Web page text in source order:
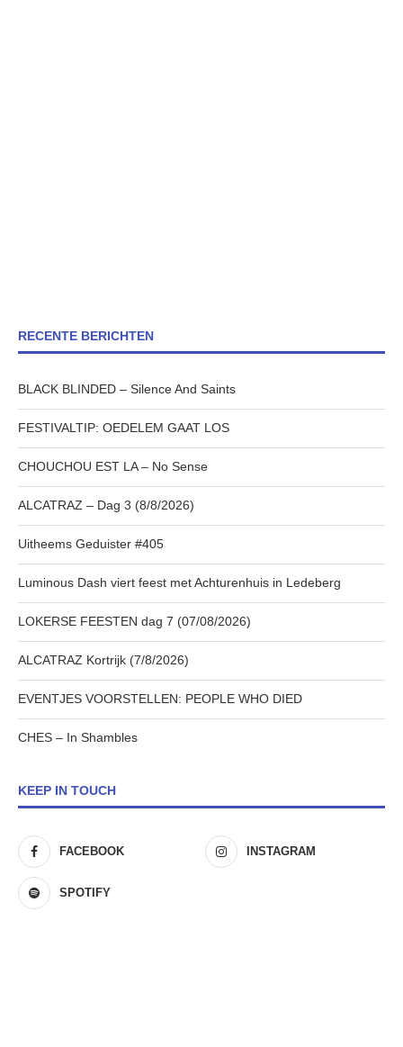
RECENTE BERICHTEN
BLACK BLINDED – Silence And Saints
FESTIVALTIP: OEDELEM GAAT LOS
CHOUCHOU EST LA – No Sense
ALCATRAZ – Dag 3 (8/8/2026)
Uitheems Geduister #405
Luminous Dash viert feest met Achturenhuis in Ledeberg
LOKERSE FEESTEN dag 7 (07/08/2026)
ALCATRAZ Kortrijk (7/8/2026)
EVENTJES VOORSTELLEN: PEOPLE WHO DIED
CHES – In Shambles
KEEP IN TOUCH
FACEBOOK INSTAGRAM
SPOTIFY